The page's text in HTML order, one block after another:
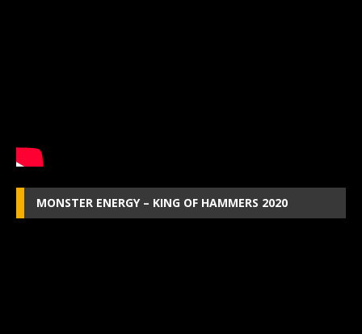
MONSTER ENERGY – KING OF HAMMERS 2020